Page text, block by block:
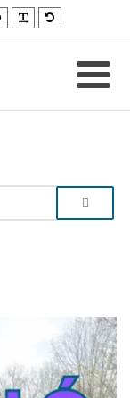
Nagyobb
betűméret